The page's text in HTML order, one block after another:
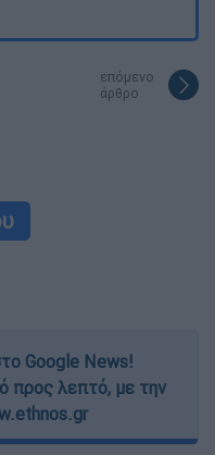
επόμενο
άρθρο
Google News!
προς λεπτό, με την